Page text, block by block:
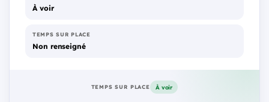
À voir
TEMPS SUR PLACE
Non renseigné
TEMPS SUR PLACE À voir